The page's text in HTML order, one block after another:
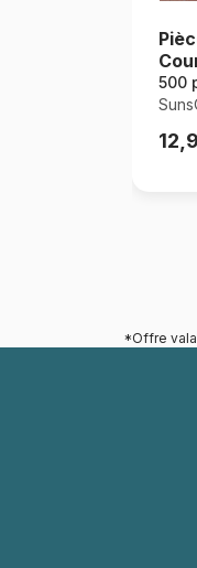
500
*Offre